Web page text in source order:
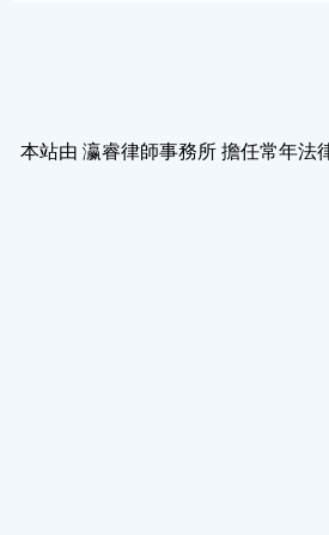
本站由 瀛睿律師事務所 擔任常年法